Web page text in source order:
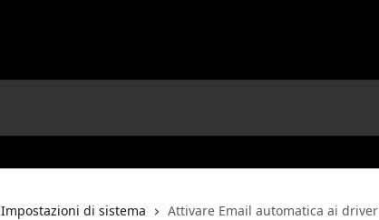
Impostazioni di sistema Attivare Email automatica ai driver